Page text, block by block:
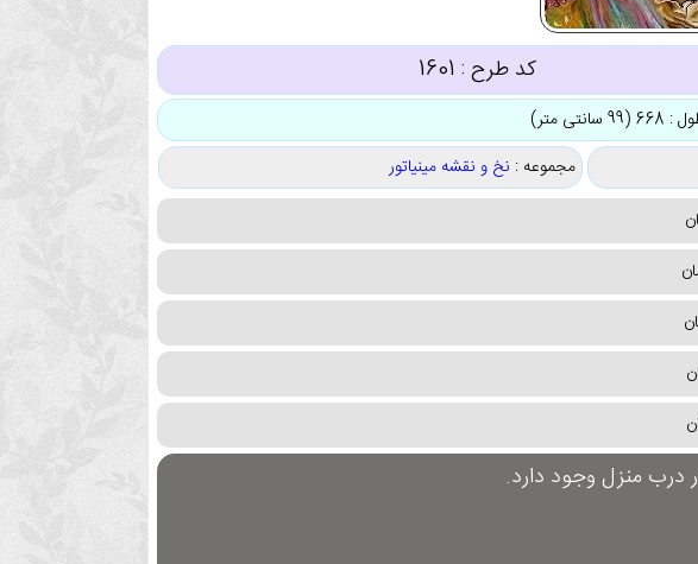
کد طرح : 1601
متر)
مجموعه : نخ و نقشه مینیاتور
درب منزل وجود دارد.